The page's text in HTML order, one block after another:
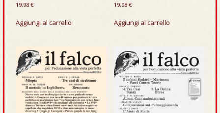
19,98€
Aggiungi al carrello
19,98 €
Aggiungi al carrello